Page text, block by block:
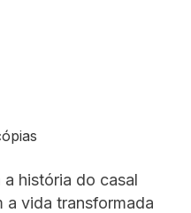
a história do casal
a vida transformada